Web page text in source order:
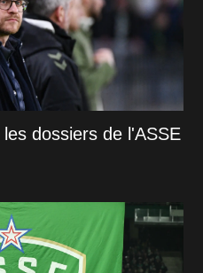
dossiers de l'ASSE